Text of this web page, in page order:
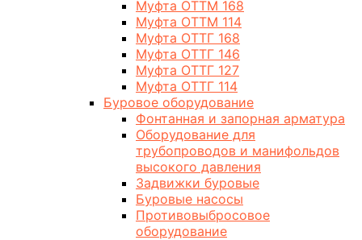
Муфта ОТТМ 168
Муфта ОТТМ 114
Муфта ОТТГ 168
Муфта ОТТГ 146
Муфта ОТТГ 127
Муфта ОТТГ 114
Буровое оборудование
Фонтанная и запорная арматура
Оборудование для
трубопроводов и манифольдов
высокого давления
Задвижки буровые
Буровые насосы
Противовыбросовое
оборудование